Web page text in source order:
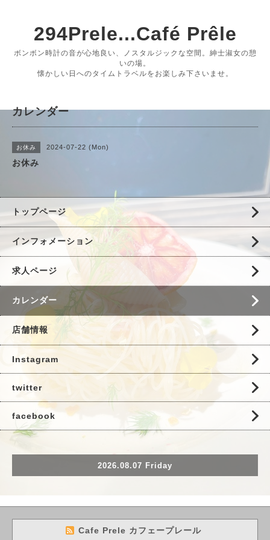
294Prele...Café Prêle
ボンボン時計の音が心地良い、ノスタルジックな空間。紳士淑女の憩
いの場。
懐かしい日へのタイムトラベルをお楽しみ下さいませ。
カレンダー
お休み 2024-07-22 (Mon)
お休み
トップページ
インフォメーション
求人ページ
カレンダー
店舗情報
Instagram
twitter
facebook
2026.08.07 Friday
Cafe Prele カフェープレール